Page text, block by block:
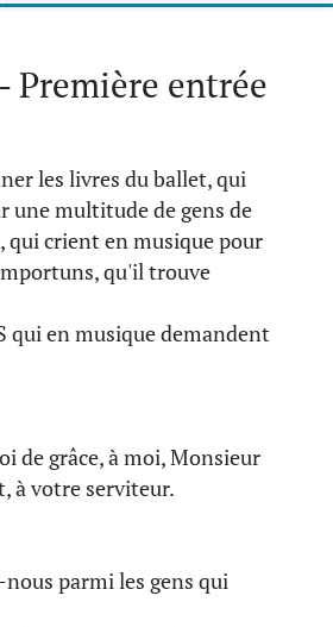
Première entrée
les livres du ballet, qui
une multitude de gens de
qui crient en musique pour
qu'il trouve
qui en musique demandent
de grâce, à moi, Monsieur
à votre serviteur.
parmi les gens qui